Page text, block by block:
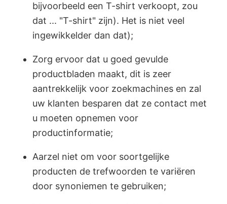
bijvoorbeeld een T-shirt verkoopt, zou
dat ... "T-shirt" zijn). Het is niet veel
ingewikkelder dan dat);
Zorg ervoor dat u goed gevulde
productbladen maakt, dit is zeer
aantrekkelijk voor zoekmachines en zal
uw klanten besparen dat ze contact met
u moeten opnemen voor
productinformatie;
Aarzel niet om voor soortgelijke
producten de trefwoorden te variëren
door synoniemen te gebruiken;